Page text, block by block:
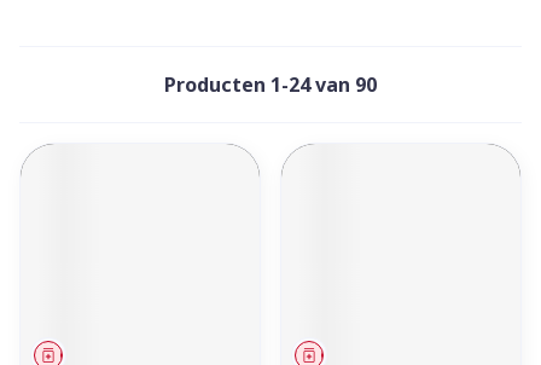
Producten 1-24van 90
Geneesmiddel Geneesmiddel